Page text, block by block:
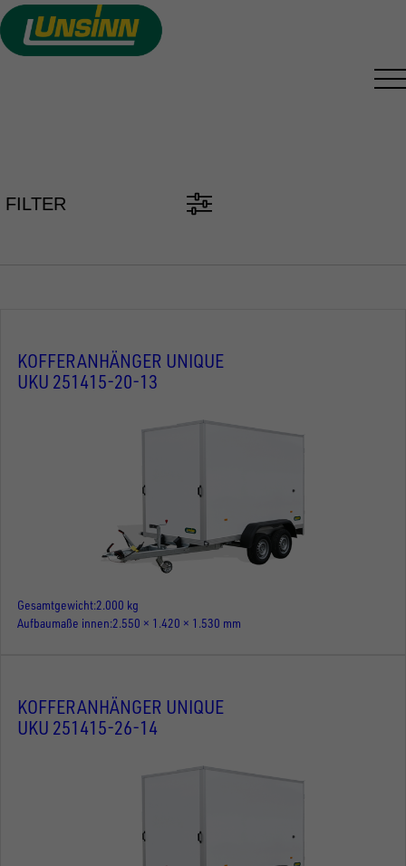
Direkt
zum
Inhalt
FILTER
KOFFERANHÄNGER UNIQUE
UKU 251415-20-13
Gesamtgewicht 2.000 kg
Aufbaumaße innen 2.550 × 1.420 × 1.530 mm
KOFFERANHÄNGER UNIQUE
UKU 251415-26-14